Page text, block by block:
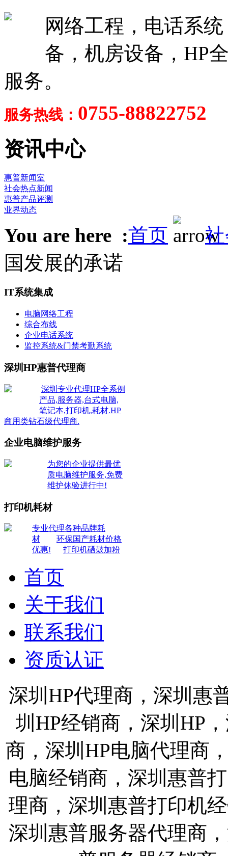
网络工程，电话系
备，机房设备，HP
服务。
服务热线： 0755-88822752
资讯中心
惠普新闻室
社会热点新闻
惠普产品评测
业界动态
You are here :首页
国发展的承诺
IT系统集成
电脑网络工程
综合布线
企业电话系统
监控系统&门禁考勤系统
深圳HP惠普代理商
深圳专业代理HP全系例
产品,服务器,台式电脑,
笔记本,打印机,耗材.HP
商用类钻石级代理商.
企业电脑维护服务
为您的企业提供最优
质电脑维护服务,免费
维护休验进行中!
打印机耗材
专业代理各种品牌耗
材
环保国产耗材价格
优惠!
打印机硒鼓加粉
首页
关于我们
联系我们
资质认证
深圳HP代理商，深圳惠
圳HP经销商，深圳HP
商，深圳HP电脑代理商
电脑经销商，深圳惠普
理商，深圳惠普打印机
深圳惠普服务器代理商